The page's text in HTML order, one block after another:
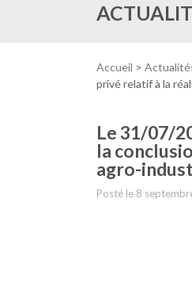
Accueil >
privé relatif à la
Le 31/07/
la
agro-
Posté le 8